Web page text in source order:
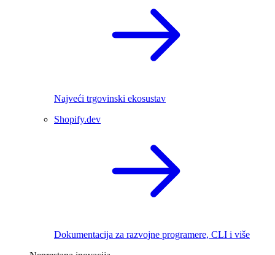
Najveći trgovinski ekosustav
Shopify.dev
Dokumentacija za razvojne programere, CLI i više